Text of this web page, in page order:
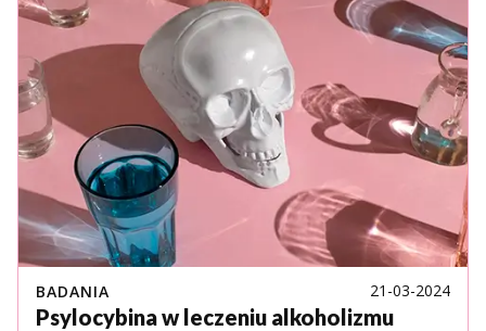
BADANIA 21-03-2024
Psylocybina w leczeniu alkoholizmu